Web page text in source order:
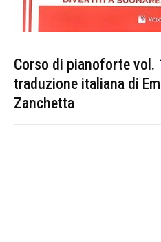
Corso di pianoforte vol.
traduzione italiana di
Zanchetta